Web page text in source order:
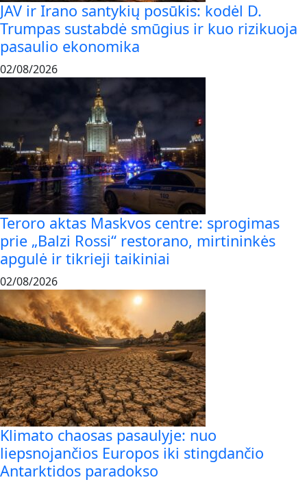
JAV ir Irano santykių posūkis: kodėl D.
Trumpas sustabdė smūgius ir kuo rizikuoja
pasaulio ekonomika
02/08/2026
Teroro aktas Maskvos centre: sprogimas
prie „Balzi Rossi“ restorano, mirtininkės
apgulė ir tikrieji taikiniai
02/08/2026
Klimato chaosas pasaulyje: nuo
liepsnojančios Europos iki stingdančio
Antarktidos paradokso